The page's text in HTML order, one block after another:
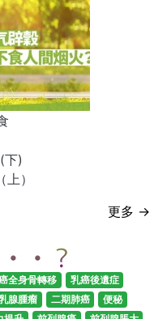
下)
）
更多 →
全身骨轉移
乳癌後遺症
腺腫瘤 二期肺癌
便秘